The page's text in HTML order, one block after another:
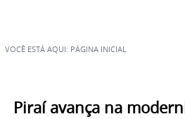
VOCÊ ESTÁ AQUI: PÁGINA INICIAL
Piraí avança na